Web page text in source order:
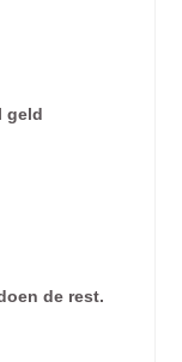
geld
de rest.